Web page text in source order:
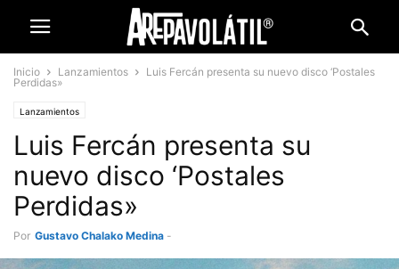
Inicio Lanzamientos
Luis Fercán presenta su nuevo disco ‘Postales
Perdidas»
Lanzamientos
Luis Fercán presenta su
nuevo disco ‘Postales
Perdidas»
Por Gustavo Chalako Medina -